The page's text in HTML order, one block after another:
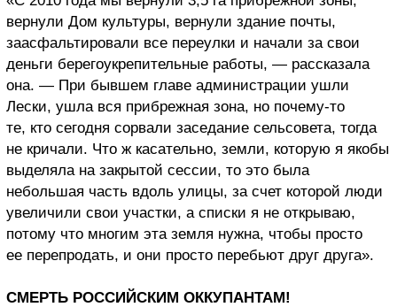
вернули Дом культуры, вернули здание почты,
заасфальтировали все переулки и начали за свои
деньги берегоукрепительные работы, — рассказала
она. — При бывшем главе администрации ушли
Лески, ушла вся прибрежная зона, но почему-то
те, кто сегодня сорвали заседание сельсовета, тогда
не кричали. Что ж касательно, земли, которую я якобы
выделяла на закрытой сессии, то это была
небольшая часть вдоль улицы, за счет которой люди
увеличили свои участки, а списки я не открываю,
потому что многим эта земля нужна, чтобы просто
ее перепродать, и они просто перебьют друг друга».
СМЕРТЬ РОССИЙСКИМ ОККУПАНТАМ!